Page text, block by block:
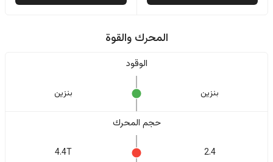
المحرك والقوة
الوقود
بنزين بنزين
حجم المحرك
2.4
4.4T